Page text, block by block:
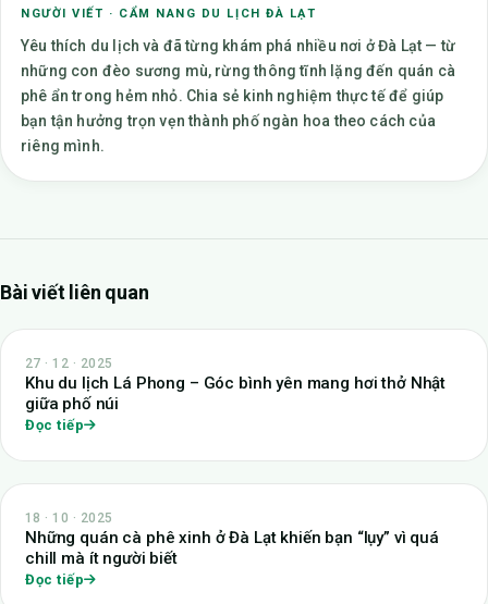
NGƯỜI VIẾT · CẨM NANG DU LỊCH ĐÀ LẠT
Yêu thích du lịch và đã từng khám phá nhiều nơi ở Đà Lạt — từ
những con đèo sương mù, rừng thông tĩnh lặng đến quán cà
phê ẩn trong hẻm nhỏ. Chia sẻ kinh nghiệm thực tế để giúp
bạn tận hưởng trọn vẹn thành phố ngàn hoa theo cách của
riêng mình.
Bài viết liên quan
27 · 12 · 2025
Khu du lịch Lá Phong – Góc bình yên mang hơi thở Nhật
giữa phố núi
Đọc tiếp
18 · 10 · 2025
Những quán cà phê xinh ở Đà Lạt khiến bạn “lụy” vì quá
chill mà ít người biết
Đọc tiếp